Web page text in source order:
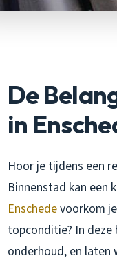
De
in
Hoor je tijdens een
Binnenstad kan
Enschedevoorkom
topconditie? In
onderhoud, en laten